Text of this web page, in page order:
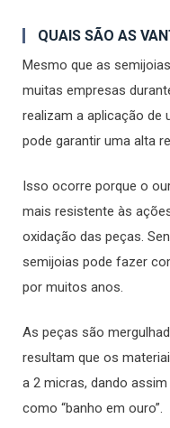
QUAIS SÃO AS
Mesmo que as
muitas empresas
realizam a aplicação de
pode garantir uma alta
Isso ocorre porque o
mais resistente às
oxidação das peças.
semijoias pode fazer
por muitos anos.
As peças são
resultam que os
a 2 micras, dando
como “banho em ouro”.